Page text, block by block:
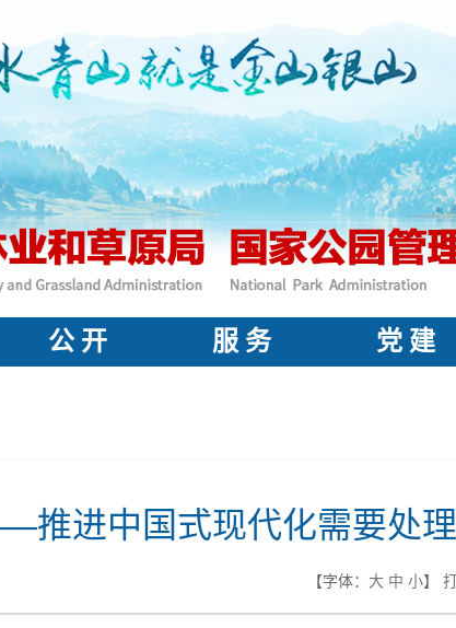
公 开 服 务 党 建
推进中国式现代化需要处
【字体： 大 中 小】